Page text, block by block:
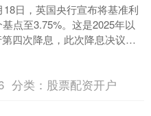
18日，英国央行宣布将基准利
点至3.75%。这是2025年以
四次降息，此次降息决议由
政策委员会以5票赞成、....
分类： 股票配资开户